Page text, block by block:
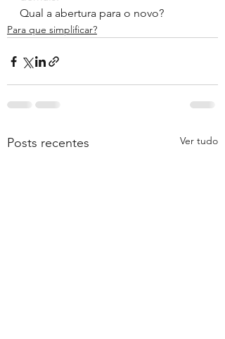
Qual a abertura para o novo?
Para que simplificar?
Posts recentes Ver tudo